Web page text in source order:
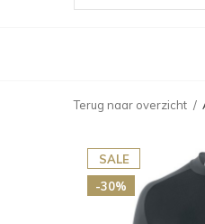
Terug naar overzicht
SALE
-30%